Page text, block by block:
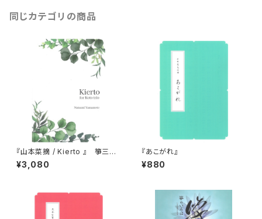
同じカテゴリの商品
『山本菜摘 / Kierto 』 箏三重
奏
¥3,080
『あこがれ』
¥880